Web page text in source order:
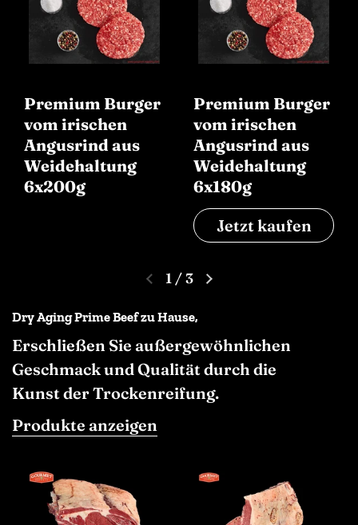
Premium Burger
vom irischen
Angusrind aus
Weidehaltung
6x200g
Premium Burger
vom irischen
Angusrind aus
Weidehaltung
6x180g
Jetzt kaufen
1 /3
Dry Aging Prime Beef zu Hause,
Erschließen Sie außergewöhnlichen
Geschmack und Qualität durch die
Kunst der Trockenreifung.
Produkte anzeigen